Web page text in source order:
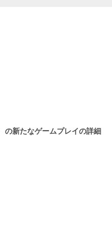
新たなゲームプレイの詳細